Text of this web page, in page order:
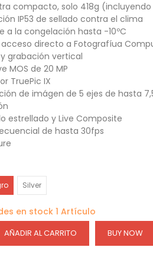
compacto, solo 418g
IP53 de sellado contra el clima
a la congelación hasta -10ºC
acceso directo a Fotografíua
y grabación vertical
MOS de 20 MP
TruePic IX
de imágen de 5 ejes de hasta
estrellado y Live Composite
de hasta 30fps
Silver
en stock1 Artículo
AÑADIR AL CARRITO BUY NOW